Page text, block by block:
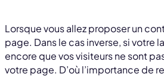
Lorsque vous allez proposer un
page. Dans le cas inverse, si votre
encore que vos visiteurs ne sont
votre page. D’où l’importance de